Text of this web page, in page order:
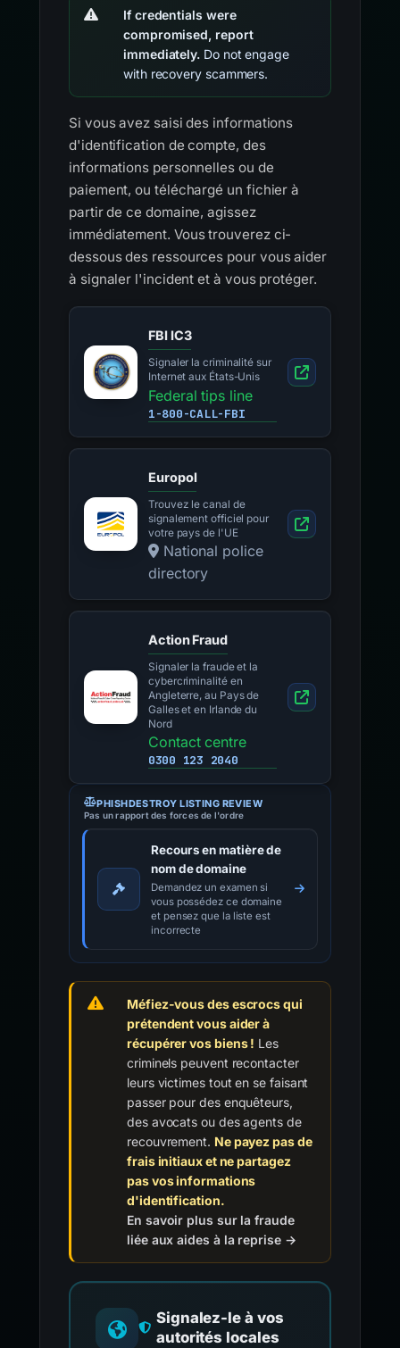
If credentials were
compromised, report
immediately. Do not engage
with recovery scammers.
Si vous avez saisi des informations
d'identification de compte, des
informations personnelles ou de
paiement, ou téléchargé un fichier à
partir de ce domaine, agissez
immédiatement. Vous trouverez ci-
dessous des ressources pour vous aider
à signaler l'incident et à vous protéger.
FBI IC3
Signaler la criminalité sur
Internet aux États-Unis
Federal tips line
1-800-CALL-FBI
Europol
Trouvez le canal de
signalement officiel pour
votre pays de l'UE
National police
directory
Action Fraud
Signaler la fraude et la
cybercriminalité en
Angleterre, au Pays de
Galles et en Irlande du
Nord
Contact centre
0300 123 2040
PHISHDESTROY LISTING REVIEW
Pas un rapport des forces de l'ordre
Recours en matière de
nom de domaine
Demandez un examen si
vous possédez ce domaine
et pensez que la liste est
incorrecte
Méfiez-vous des escrocs qui
prétendent vous aider à
récupérer vos biens ! Les
criminels peuvent recontacter
leurs victimes tout en se faisant
passer pour des enquêteurs,
des avocats ou des agents de
recouvrement. Ne payez pas de
frais initiaux et ne partagez
pas vos informations
d'identification.
En savoir plus sur la fraude
liée aux aides à la reprise →
Signalez-le à vos
autorités locales